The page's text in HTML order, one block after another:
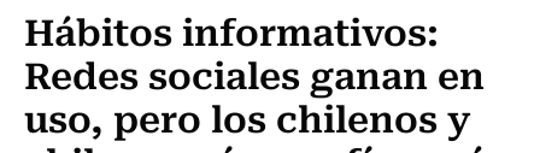
Hábitos informativos:
Redes sociales ganan en
uso, pero los chilenos y